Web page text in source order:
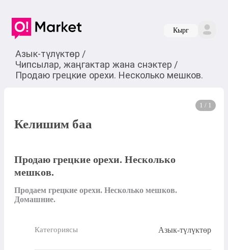
Кырг
Азык-түлүктөр /
Чипсылар, жаңгактар жана снэктер /
Продаю грецкие орехи. Несколько мешков.
1 / 1
Келишим баа
Продаю грецкие орехи. Несколько
мешков.
Продаем грецкие орехи. Несколько мешков.
Домашние.
Категориясы Азык-түлүктөр